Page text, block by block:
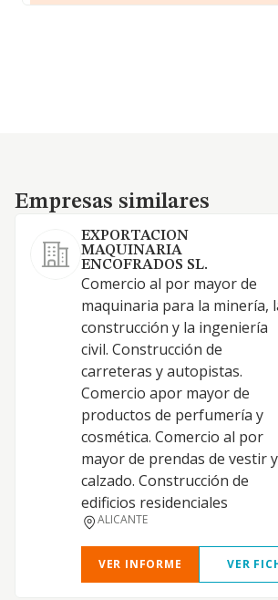
Empresas similares
Empresas similares
EXPORTACION
MAQUINARIA
ENCOFRADOS SL.
Comercio al por mayor de
maquinaria para la minería,
construcción y la ingeniería
civil. Construcción de
carreteras y autopistas.
Comercio apor mayor de
productos de perfumería y
cosmética. Comercio al por
mayor de prendas de vestir y
calzado. Construcción de
edificios residenciales
ALICANTE
VER INFORME VER